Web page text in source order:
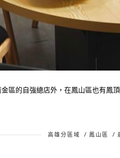
金區的自強總店外，在鳳山區也有鳳
高雄分區域 / 鳳山區 /